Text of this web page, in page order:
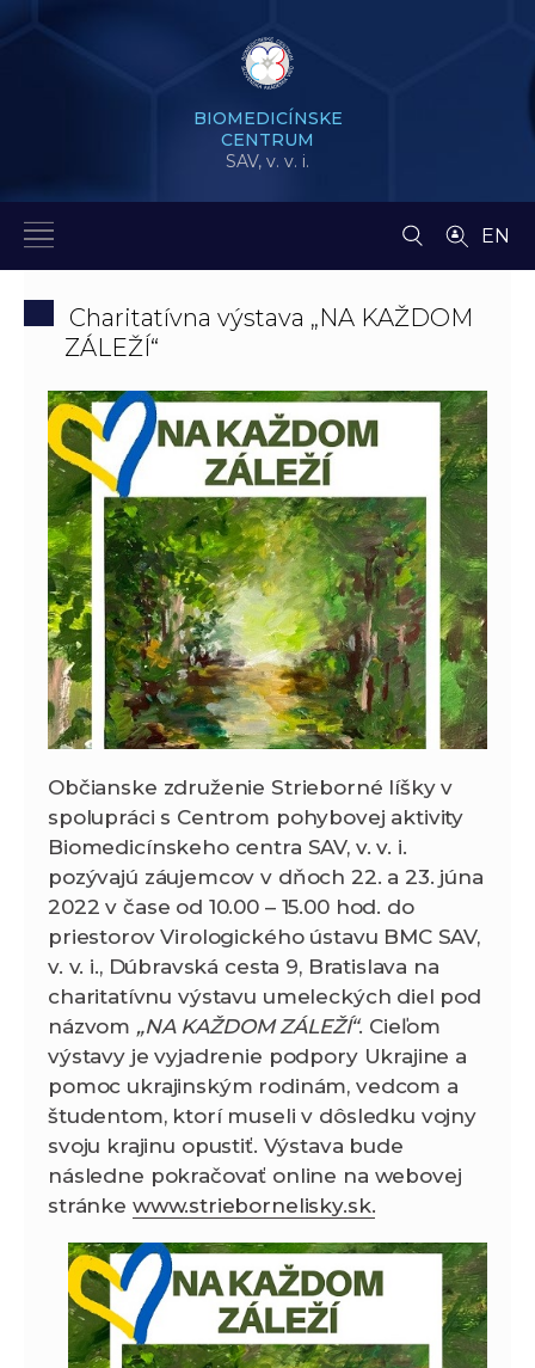
BIOMEDICÍNSKE
CENTRUM
SAV, v. v. i.
EN
Charitatívna výstava „NA KAŽDOM
ZÁLEŽÍ“
Občianske združenie Strieborné líšky v
spolupráci s Centrom pohybovej aktivity
Biomedicínskeho centra SAV, v. v. i.
pozývajú záujemcov v dňoch 22. a 23. júna
2022 v čase od 10.00 – 15.00 hod. do
priestorov Virologického ústavu BMC SAV,
v. v. i., Dúbravská cesta 9, Bratislava na
charitatívnu výstavu umeleckých diel pod
názvom „NA KAŽDOM ZÁLEŽÍ“. Cieľom
výstavy je vyjadrenie podpory Ukrajine a
pomoc ukrajinským rodinám, vedcom a
študentom, ktorí museli v dôsledku vojny
svoju krajinu opustiť. Výstava bude
následne pokračovať online na webovej
stránke www.striebornelisky.sk.